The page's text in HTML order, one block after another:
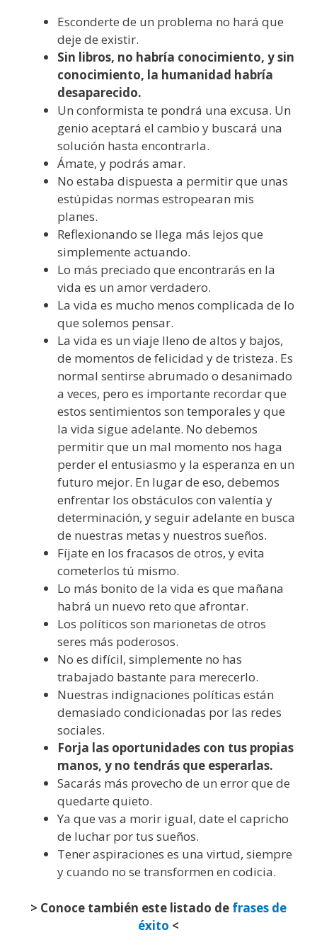
Esconderte de un problema no hará que
deje de existir.
Sin libros, no habría conocimiento, y sin
conocimiento, la humanidad habría
desaparecido.
Un conformista te pondrá una excusa. Un
genio aceptará el cambio y buscará una
solución hasta encontrarla.
Ámate, y podrás amar.
No estaba dispuesta a permitir que unas
estúpidas normas estropearan mis
planes.
Reflexionando se llega más lejos que
simplemente actuando.
Lo más preciado que encontrarás en la
vida es un amor verdadero.
La vida es mucho menos complicada de lo
que solemos pensar.
La vida es un viaje lleno de altos y bajos,
de momentos de felicidad y de tristeza. Es
normal sentirse abrumado o desanimado
a veces, pero es importante recordar que
estos sentimientos son temporales y que
la vida sigue adelante. No debemos
permitir que un mal momento nos haga
perder el entusiasmo y la esperanza en un
futuro mejor. En lugar de eso, debemos
enfrentar los obstáculos con valentía y
determinación, y seguir adelante en busca
de nuestras metas y nuestros sueños.
Fíjate en los fracasos de otros, y evita
cometerlos tú mismo.
Lo más bonito de la vida es que mañana
habrá un nuevo reto que afrontar.
Los políticos son marionetas de otros
seres más poderosos.
No es difícil, simplemente no has
trabajado bastante para merecerlo.
Nuestras indignaciones políticas están
demasiado condicionadas por las redes
sociales.
Forja las oportunidades con tus propias
manos, y no tendrás que esperarlas.
Sacarás más provecho de un error que de
quedarte quieto.
Ya que vas a morir igual, date el capricho
de luchar por tus sueños.
Tener aspiraciones es una virtud, siempre
y cuando no se transformen en codicia.
> Conoce también este listado de frases de
éxito <